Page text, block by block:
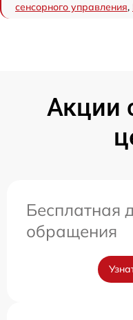
сенсорного управления,
Акции
Бесплатная
обращения